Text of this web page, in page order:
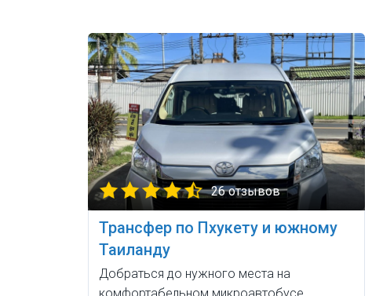
26 отзывов
Трансфер по Пхукету и южному
Таиланду
Добраться до нужного места на